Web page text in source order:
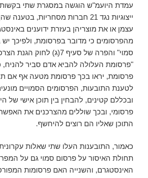
עמדת היועמ"ש הוגשה במסגרת שתי בקשות
ייצוגיות נגד 21 חברות מסחריות,
עצמן או את מוצריהן בעזרת ידוענים
מהפרסומים כי מדובר בפרסומת, ולפיכך
סמוי" והפרה של סעיף 7(ג) לחוק
"פרסומת העלולה להביא אדם סביר להניח,
פרסומת, יראו בכך פרסומת מטעה אף אם
לטענת התובעות, הפרסומים הסמויים
ובכללם קטינים, להבחין בין תוכן אישי של
פרסומי, ובכך שוללים מהצרכנים את
התוכן שאליו הם רוצים להיחשף.
כאמור, התובענות העלו שתי שאלות
תחולת האיסור על פרסום סמוי גם על
האינסטגרם, והשנייה האם פרסומות